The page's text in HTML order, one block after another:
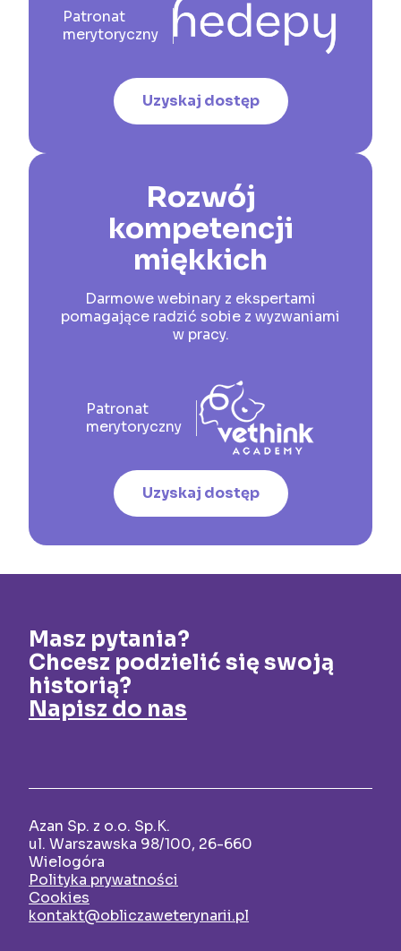
Patronat
merytoryczny
Uzyskaj dostęp
Rozwój
kompetencji
miękkich
Darmowe webinary z ekspertami
pomagające radzić sobie z wyzwaniami
w pracy.
Patronat
merytoryczny
Uzyskaj dostęp
Masz pytania?
Chcesz podzielić się swoją
historią?
Napisz do nas
Azan Sp. z o.o. Sp.K.
ul. Warszawska 98/100, 26-660
Wielogóra
Polityka prywatności
Cookies
kontakt@obliczaweterynarii.pl